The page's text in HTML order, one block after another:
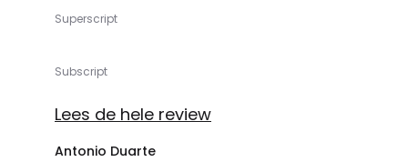
Superscript
Subscript
Lees de hele review
Antonio Duarte